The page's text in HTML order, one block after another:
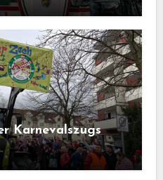
Karnevalszugs